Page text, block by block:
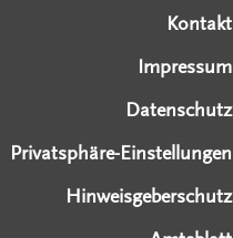
Kontakt
Impressum
Datenschutz
Privatsphäre-Einstellungen
Hinweisgeberschutz